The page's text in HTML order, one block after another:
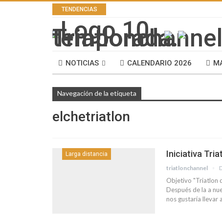
TENDENCIAS
NOTICIAS CALENDARIO 2026
Navegación de la etiqueta
elchetriatlon
Larga distancia Iniciativa
triatlonchannel
Objetivo "Triatlon
Después de la a
nos gustaría llevar